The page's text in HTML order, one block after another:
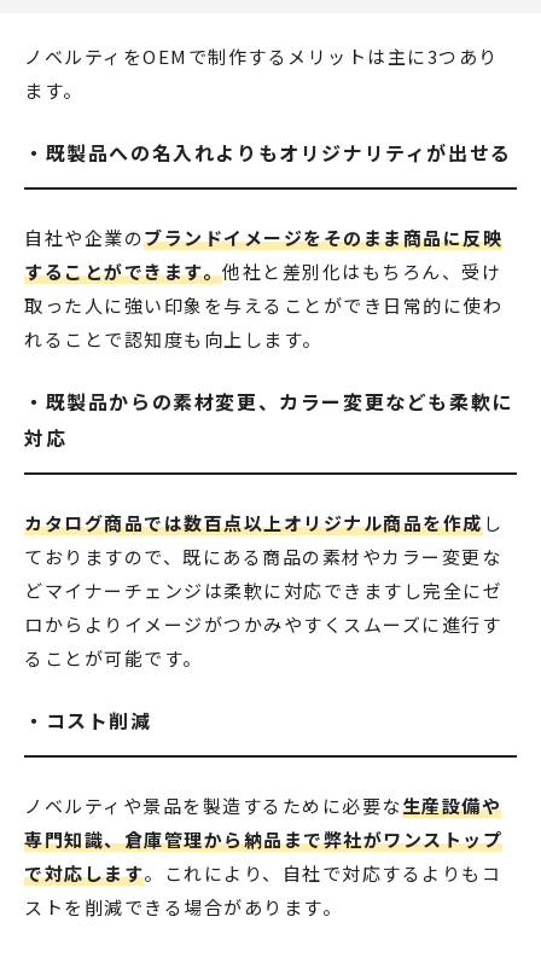
ノベルティをOEMで制作するメリットは主に3つあり
ます。
・既製品への名入れよりもオリジナリティが出せる
自社や企業のブランドイメージをそのまま商品に反映
することができます。他社と差別化はもちろん、受け
取った人に強い印象を与えることができ日常的に使わ
れることで認知度も向上します。
・既製品からの素材変更、カラー変更なども柔軟に
対応
カタログ商品では数百点以上オリジナル商品を作成し
ておりますので、既にある商品の素材やカラー変更な
どマイナーチェンジは柔軟に対応できますし完全にゼ
ロからよりイメージがつかみやすくスムーズに進行す
ることが可能です。
・コスト削減
ノベルティや景品を製造するために必要な生産設備や
専門知識、倉庫管理から納品まで弊社がワンストップ
で対応します。これにより、自社で対応するよりもコ
ストを削減できる場合があります。